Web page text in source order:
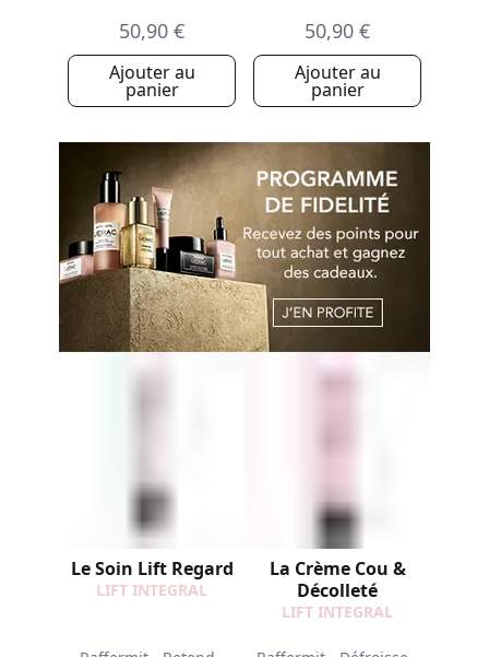
50,90 €
Ajouter au
panier
50,90 €
Ajouter au
panier
Le Soin Lift Regard
LIFT INTEGRAL
La Crème Cou &
Décolleté
LIFT INTEGRAL